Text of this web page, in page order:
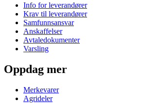
Info for leverandører
Krav til leverandører
Samfunnsansvar
Anskaffelser
Avtaledokumenter
Varsling
Oppdag mer
Merkevarer
Agrideler